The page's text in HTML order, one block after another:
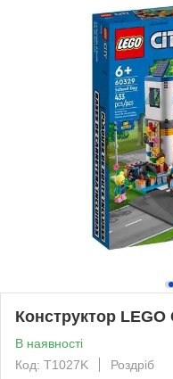
Конструктор
В наявності
Код: T1027K
Роздріб